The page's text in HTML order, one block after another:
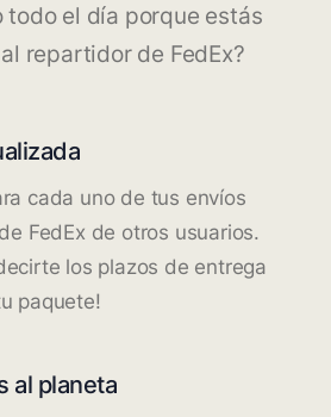
todo el día porque estás
repartidor de FedEx?
cada uno de tus envíos
FedEx de otros usuarios.
los plazos de entrega
paquete!
al planeta